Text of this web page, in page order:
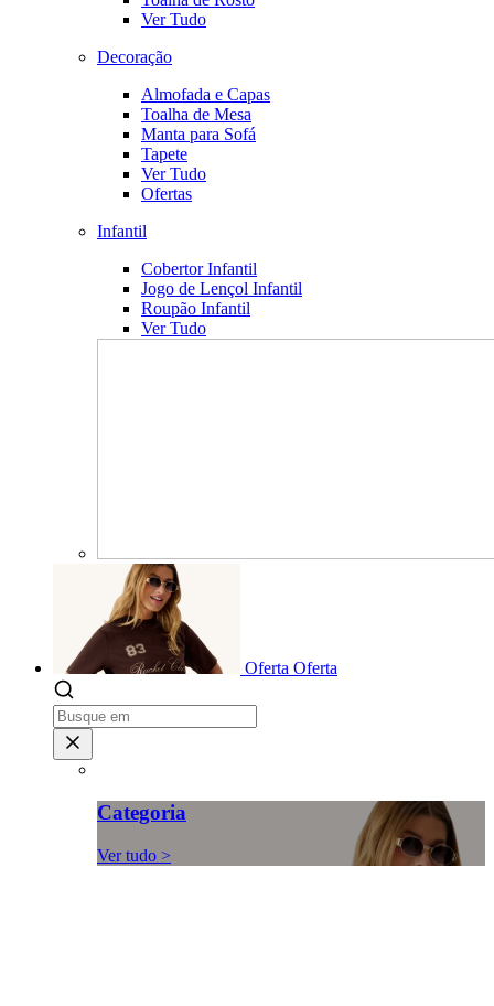
Ver Tudo
Decoração
Almofada e Capas
Toalha de Mesa
Manta para Sofá
Tapete
Ver Tudo
Ofertas
Infantil
Cobertor Infantil
Jogo de Lençol Infantil
Roupão Infantil
Ver Tudo
Oferta Oferta
Categoria
Ver tudo >